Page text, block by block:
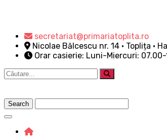
secretariat@primariatoplita.ro
Nicolae Bălcescu nr. 14 • Toplița •
Orar casierie: Luni-Miercuri: